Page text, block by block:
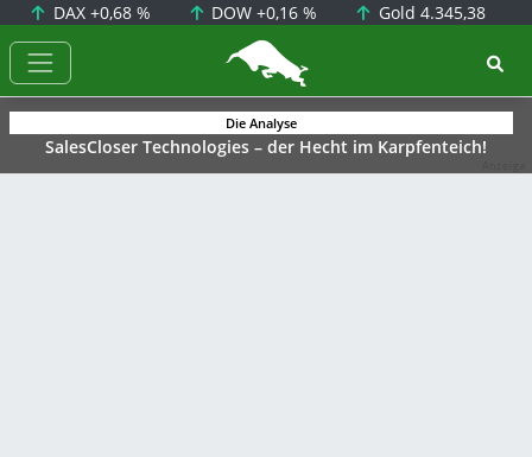
DAX +0,68 % DOW+0,16 % Gold 4.345,38
BörsenNEWS.de
Die Analyse
SalesCloser Technologies – der Hecht im Karpfenteich!